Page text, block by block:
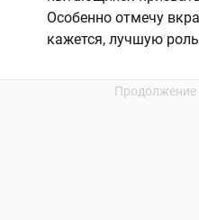
Особенно отмечу
кажется, лучшую